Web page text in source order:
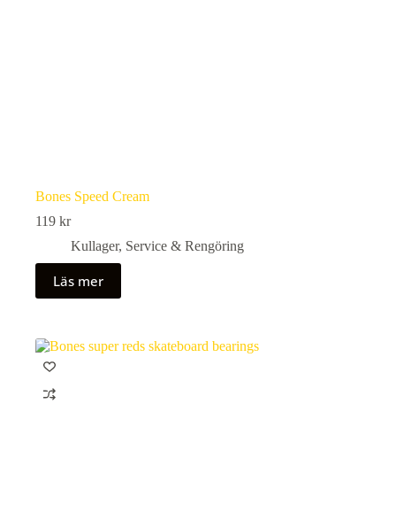
Bones Speed Cream
119 kr
Kullager, Service & Rengöring
Läs mer